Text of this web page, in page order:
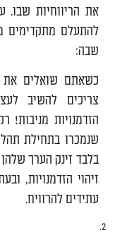
את הריווחיות
להתעלם מתקדימים
שבה:
כשאתם שואלים
צריכים להשיב
הזדמנויות מניבות!
זיהוי הזדמנויות,
עתידים להרוויח.